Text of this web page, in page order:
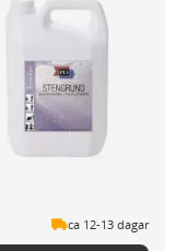
ca 12-13 dagar